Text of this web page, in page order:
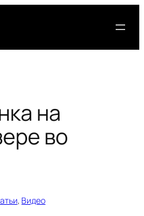
на
во
, Видео